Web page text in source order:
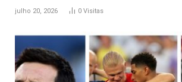
julho 20, 2026 0 Visitas